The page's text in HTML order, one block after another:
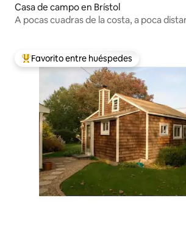
Casa de campo en Brístol
A pocas cuadras de la costa, a poca
Favorito entre huéspedes preferido
Favorito entre huéspedes